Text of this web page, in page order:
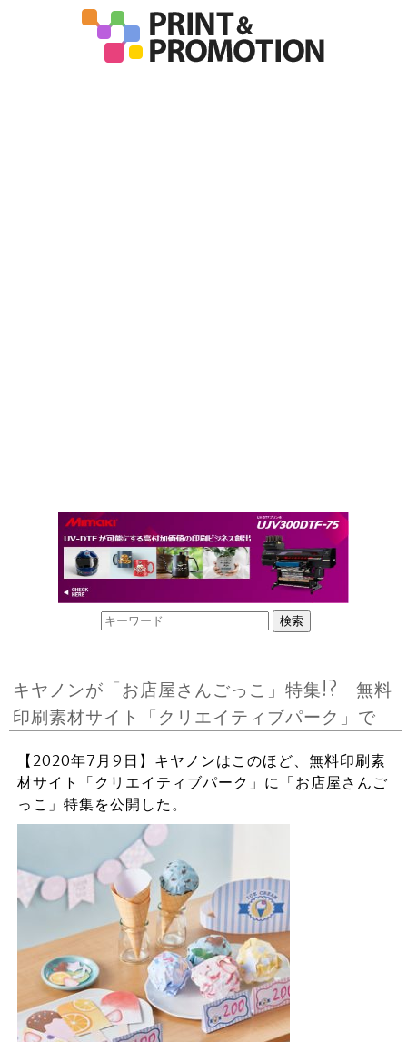
キヤノンが「お店屋さんごっこ」特集!? 無料
印刷素材サイト「クリエイティブパーク」で
【2020年7月9日】キヤノンはこのほど、無料印刷素
材サイト「クリエイティブパーク」に「お店屋さんご
っこ」特集を公開した。